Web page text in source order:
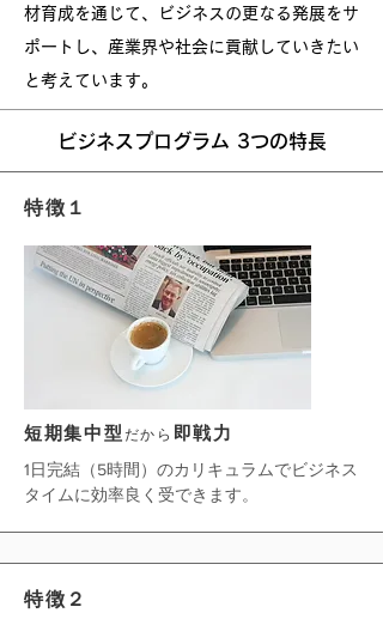
材育成を通じて、ビジネスの更なる発展をサ
ポートし、産業界や社会に貢献していきたい
と考えています。
ビジネスプログラム 3つの特長
​特徴１
短期集中型 だから 即戦力
1日完結（5時間）のカリキュラムでビジネス
タイムに効率良く受できます。
​特徴２